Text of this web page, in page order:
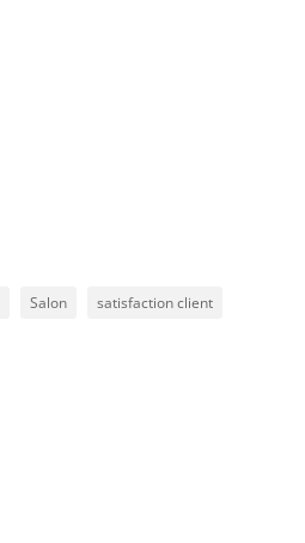
Salon
satisfaction client